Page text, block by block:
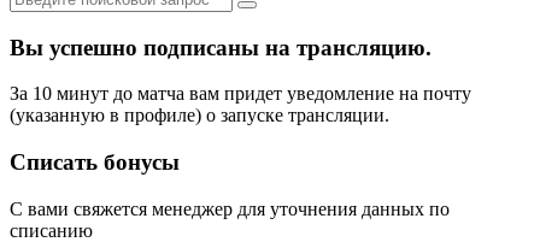
Вы успешно подписаны на трансляцию.
За 10 минут до матча вам придет уведомление на почту
(указанную в профиле) о запуске трансляции.
Списать бонусы
С вами свяжется менеджер для уточнения данных по
списанию